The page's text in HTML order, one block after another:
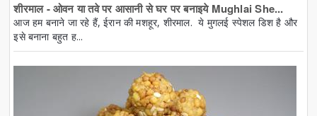
शीरमाल - ओवन या तवे पर आसानी से घर पर बनाइये Mughlai She...
आज हम बनाने जा रहे हैं, ईरान की मशहूर, शीरमाल. ये मुगलई स्पेशल डिश है और
इसे बनाना बहुत ह...